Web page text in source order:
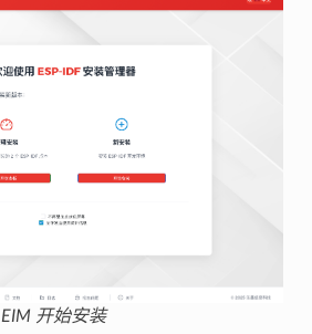
EIM 开始安装